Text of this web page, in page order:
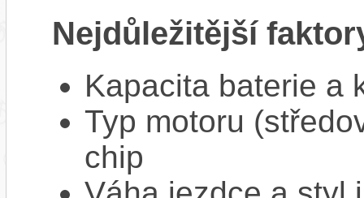
Nejdůležitější
Kapacita baterie a
Typ motoru
chip